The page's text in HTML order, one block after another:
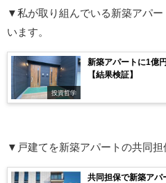
▼私が取り組んでいる新築アパ
います。
投資哲学
新築アパートに1億
【結果検証】
▼戸建てを新築アパートの共同担
共同担保で新築アパ